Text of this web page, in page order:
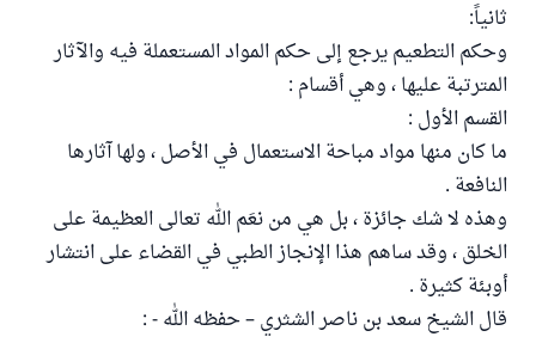
ثانياً:
وحكم التطعيم يرجع إلى حكم المواد المستعملة فيه والآثار
المترتبة عليها ، وهي أقسام :
القسم الأول :
ما كان منها مواد مباحة الاستعمال في الأصل ، ولها آثارها
النافعة .
وهذه لا شك جائزة ، بل هي من نعَم الله تعالى العظيمة على
الخلق ، وقد ساهم هذا الإنجاز الطبي في القضاء على انتشار
أوبئة كثيرة .
قال الشيخ سعد بن ناصر الشثري – حفظه الله - :